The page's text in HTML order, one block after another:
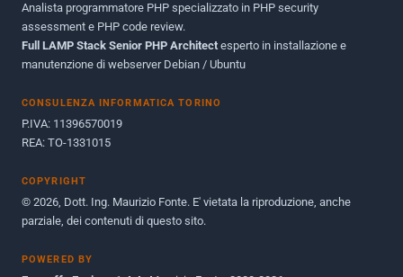
Ottobre 2010
Maggio 2010
Giugno 2009
Analista programmatore PHP specializzato in PHP security
assessment e PHP code review.
Full LAMP Stack Senior PHP Architect esperto in installazione e
manutenzione di webserver Debian / Ubuntu
CONSULENZA INFORMATICA TORINO
P.IVA: 11396570019
REA: TO-1331015
COPYRIGHT
© 2026, Dott. Ing. Maurizio Fonte. E' vietata la riproduzione, anche
parziale, dei contenuti di questo sito.
POWERED BY